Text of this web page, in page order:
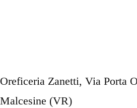
Oreficeria Zanetti, Via Porta
Malcesine (VR)